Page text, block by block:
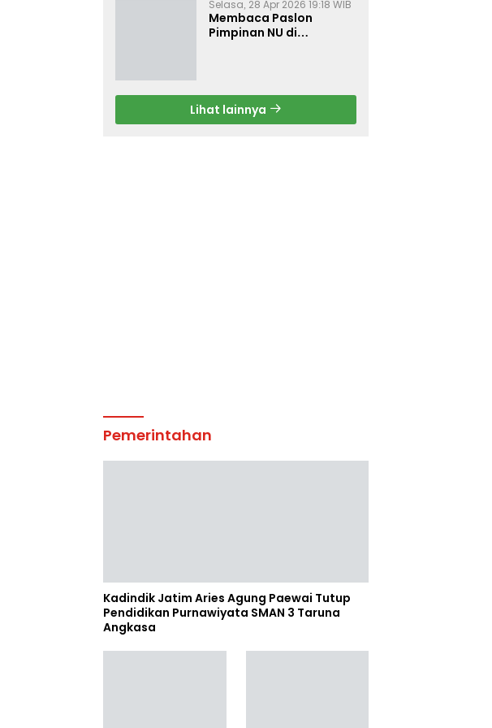
Selasa, 28 Apr 2026 19:18 WIB
Membaca Paslon
Pimpinan NU di
Lihat lainnya
Pemerintahan
Kadindik Jatim Aries Agung Paewai Tutup
Pendidikan Purnawiyata SMAN 3 Taruna
Angkasa